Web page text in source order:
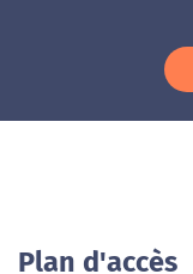
Plan d'accès